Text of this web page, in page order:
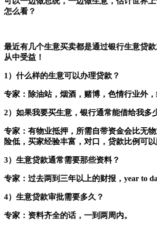
怎么看？
最近有几个生意买卖都是通过银行生意贷
从中受益！
1）什么样的生意可以办理贷款？
专家：除油站，烟酒，赌博，色情行业外，
2）如果我要买生意，银行通常能借给我多
专家：有物业抵押，所需自带资金会比无
险低，买家经验丰富，对口，贷款比例可
3）生意贷款通常需要那些资料？
专家：过去两到三年以上的财报，year to
4）生意贷款审批需要多久？
专家：资料齐全的话，一到两周内。